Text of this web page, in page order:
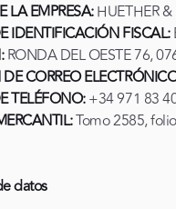
LA EMPRESA:HUETHER &
IDENTIFICACIÓN FISCAL:
RONDA DEL OESTE 76,
CORREO
TELÉFONO:+34 971 83
Tomo 2585,
datos